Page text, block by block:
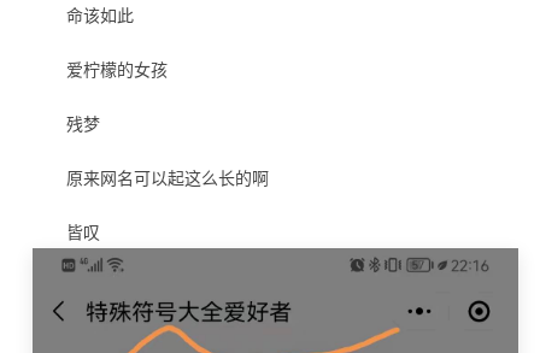
命该如此
爱柠檬的女孩
残梦
原来网名可以起这么长的啊
皆叹